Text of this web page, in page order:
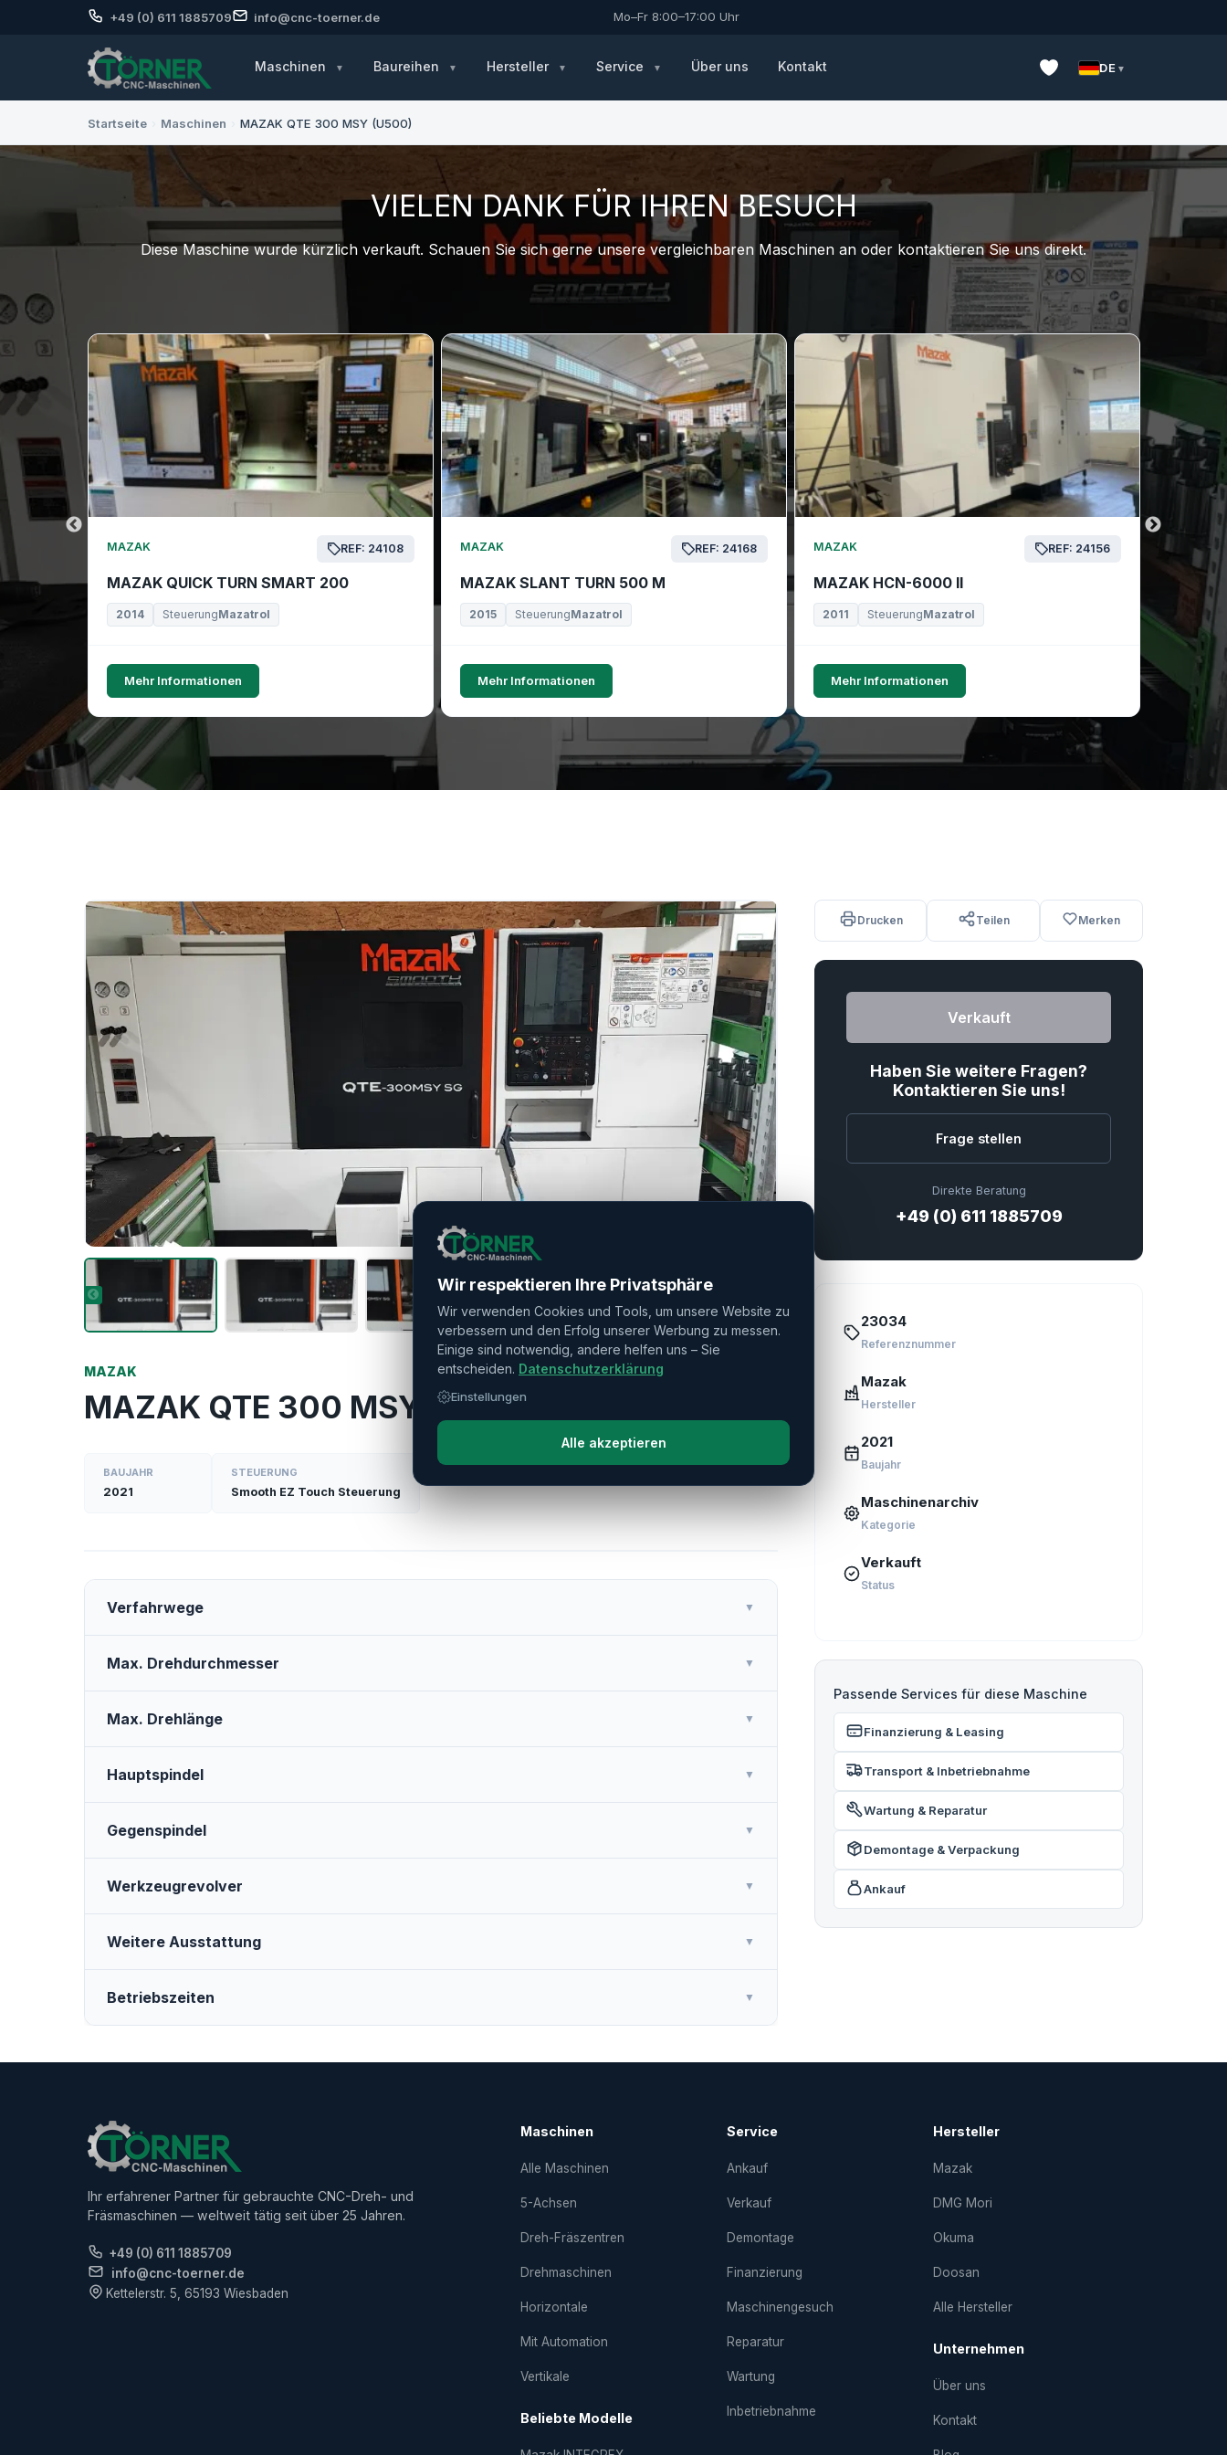
+49 (0) 611 1885709 info@cnc-toerner.de Mo–Fr 8:00–17:00 Uhr
Maschinen Baureihen Hersteller Service Über uns Kontakt DE
Startseite Maschinen MAZAK QTE 300 MSY (U500)
VIELEN DANK FÜR IHREN BESUCH
Diese Maschine wurde kürzlich verkauft. Schauen Sie sich gerne unsere vergleichbaren Maschinen an oder kontaktieren Sie uns direkt.
MAZAK REF: 24108
MAZAK QUICK TURN SMART 200
2014 SteuerungMazatrol
Mehr Informationen
MAZAK REF: 24168
MAZAK SLANT TURN 500 M
2015 SteuerungMazatrol
Mehr Informationen
MAZAK REF: 24156
MAZAK HCN-6000 II
2011 SteuerungMazatrol
Mehr Informationen
MAZAK
2019
MAZAK
MAZAK QTE 300 MSY (U500)
BAUJAHR
2021
STEUERUNG
Smooth EZ Touch Steuerung
Verfahrwege ▼
Max. Drehdurchmesser ▼
Max. Drehlänge ▼
Hauptspindel ▼
Gegenspindel ▼
Werkzeugrevolver ▼
Weitere Ausstattung ▼
Betriebszeiten ▼
Drucken Teilen Merken
Verkauft
Haben Sie weitere Fragen?
Kontaktieren Sie uns!
Frage stellen
Direkte Beratung
+49 (0) 611 1885709
23034
Referenznummer
Mazak
Hersteller
2021
Baujahr
Maschinenarchiv
Kategorie
Verkauft
Status
Passende Services für diese Maschine
Finanzierung & Leasing
Transport & Inbetriebnahme
Wartung & Reparatur
Demontage & Verpackung
Ankauf
Ihr erfahrener Partner für gebrauchte CNC-Dreh- und
Fräsmaschinen — weltweit tätig seit über 25 Jahren.
+49 (0) 611 1885709
info@cnc-toerner.de
Kettelerstr. 5, 65193 Wiesbaden
Maschinen
Alle Maschinen
5-Achsen
Dreh-Fräs­zentren
Drehmaschinen
Horizontale
Mit Automation
Vertikale
Beliebte Modelle
Service
Ankauf
Verkauf
Demontage
Finanzierung
Maschinengesuch
Reparatur
Wartung
Inbetriebnahme
Hersteller
Mazak
DMG Mori
Okuma
Doosan
Alle Hersteller
Unternehmen
Über uns
Kontakt
Wir respektieren Ihre Privatsphäre
Wir verwenden Cookies und Tools, um unsere Website zu
verbessern und den Erfolg unserer Werbung zu messen.
Einige sind notwendig, andere helfen uns – Sie
entscheiden. Datenschutzerklärung
Einstellungen
Alle akzeptieren